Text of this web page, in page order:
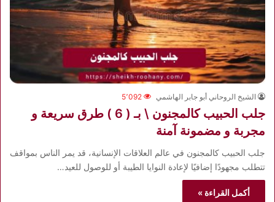
الشيخ الروحاني أبو جابر الهاشمي 5٬092
جلب الحبيب كالمجنون \ بـ ( 6 ) طرق سريعة و
مجربة و مضمونة آمنة
جلب الحبيب كالمجنون في عالم العلاقات الإنسانية، قد يمر الناس بمواقف
تتطلب مجهودًا إضافيًا لإعادة النوايا الطيبة أو للوصول للعيد…
أكمل القراءة »